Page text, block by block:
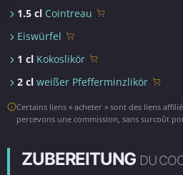
1.5 cl Cointreau
Eiswürfel
1 cl Kokoslikör
2 clweißer Pfefferminzlikör
Certains liens « acheter » sont des liens
percevons une commission, sans surcoût
ZUBEREITUNG DU